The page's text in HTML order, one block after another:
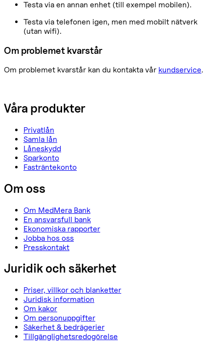
Testa via en annan enhet (till exempel mobilen).
Testa via telefonen igen, men med mobilt nätverk
(utan wifi).
Om problemet kvarstår
Om problemet kvarstår kan du kontakta vår kundservice.
Våra produkter
Privatlån
Samla lån
Låneskydd
Sparkonto
Fasträntekonto
Om oss
Om MedMera Bank
En ansvarsfull bank
Ekonomiska rapporter
Jobba hos oss
Presskontakt
Juridik och säkerhet
Priser, villkor och blanketter
Juridisk information
Om kakor
Om personuppgifter
Säkerhet & bedrägerier
Tillgänglighetsredogörelse